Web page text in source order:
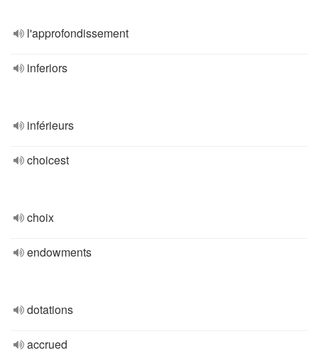
l'approfondissement
inferiors
inférieurs
choicest
choix
endowments
dotations
accrued